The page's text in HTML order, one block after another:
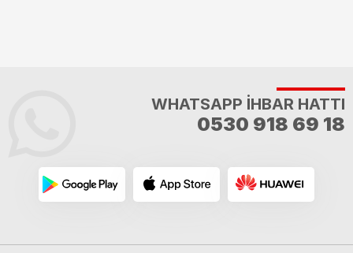
WHATSAPP İHBAR HATTI
0530 918 69 18